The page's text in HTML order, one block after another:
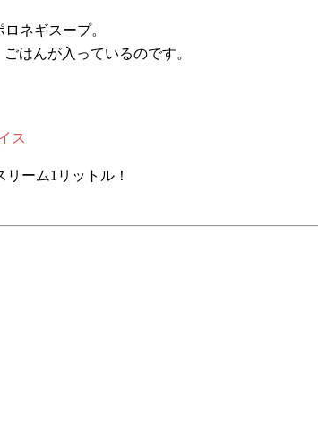
ネギスープ。
はんが入っているのです。
リーム1リットル！